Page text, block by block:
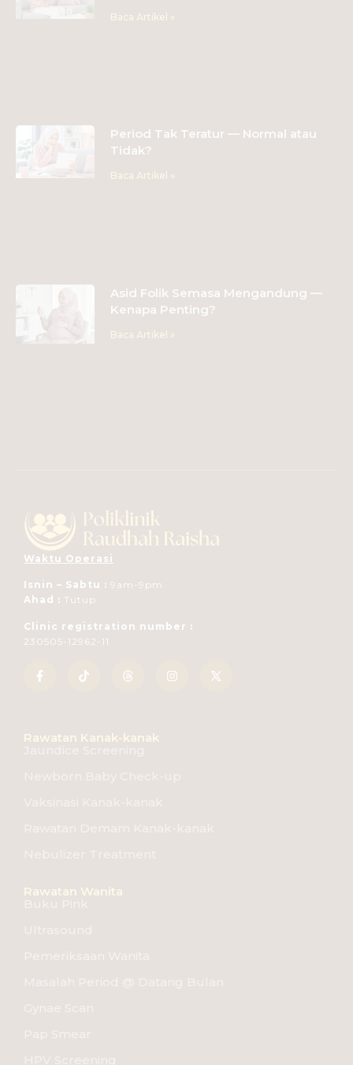
Baca Artikel »
Period Tak Teratur — Normal atau
Tidak?
Baca Artikel »
Asid Folik Semasa Mengandung —
Kenapa Penting?
Baca Artikel »
Waktu Operasi
Isnin – Sabtu : 9am-9pm
Ahad : Tutup
Clinic registration number :
230505-12962-11
Rawatan Kanak-kanak
Rawatan Wanita